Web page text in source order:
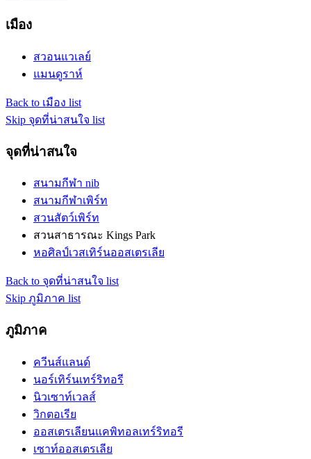
เมือง
สวอนแวเลย์
แมนดูราห์
Back to เมือง list
Skip จุดที่น่าสนใจ list
จุดที่น่าสนใจ
สนามกีฬา nib
สนามกีฬาเพิร์ท
สวนสัตว์เพิร์ท
สวนสาธารณะ Kings Park
หอศิลป์เวสเทิร์นออสเตรเลีย
Back to จุดที่น่าสนใจ list
Skip ภูมิภาค list
ภูมิภาค
ควีนส์แลนด์
นอร์เทิร์นเทร์ริทอรี
นิวเซาท์เวลส์
วิกตอเรีย
ออสเตรเลียนแคพิทอลเทร์ริทอรี
เซาท์ออสเตรเลีย